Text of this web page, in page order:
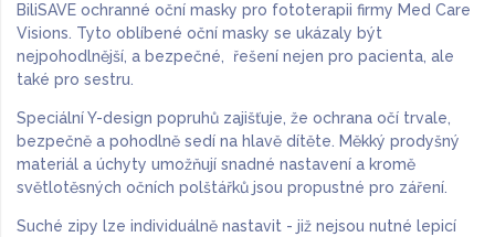
BiliSAVE ochranné oční masky pro fototerapii firmy Med Care
Visions. Tyto oblíbené oční masky se ukázaly být
nejpohodlnější, a bezpečné, řešení nejen pro pacienta, ale
také pro sestru.
Speciální Y-design popruhů zajišťuje, že ochrana očí trvale,
bezpečně a pohodlně sedí na hlavě dítěte. Měkký prodyšný
materiál a úchyty umožňují snadné nastavení a kromě
světlotěsných očních polštářků jsou propustné pro záření.
Suché zipy lze individuálně nastavit - již nejsou nutné lepicí